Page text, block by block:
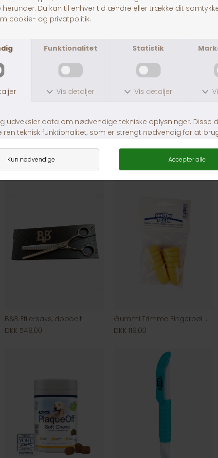
KW Voks til Poter og Hud m. Lanolin
DKK 89,00
Kronch Lakseolie
B&B Efilersaks, dobbelt
DKK 549,00
Gummi Trimme Fingerbøl Gul Stor 10 stk
DKK 119,00